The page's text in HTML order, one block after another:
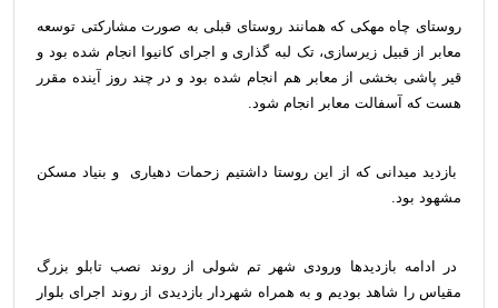
روستای چاه مهکی که همانند روستای قبلی به صورت مشارکتی توسعه
معابر از قبیل زیرسازی، تک لبه گذاری و اجرای کانیوا انجام شده بود و
قیر پاشی بخشی از معابر هم انجام شده بود و در چند روز آینده مقرر
هست که آسفالت معابر انجام شود.
بازدید میدانی که از این روستا داشتیم زحمات دهیاری و بنیاد مسکن
مشهود بود.
در ادامه بازدیدها ورودی شهر تم شولی از روند نصب تابلو بزرگ
مقیاس را شاهد بودیم و به همراه شهردار بازدیدی از روند اجرای بلوار